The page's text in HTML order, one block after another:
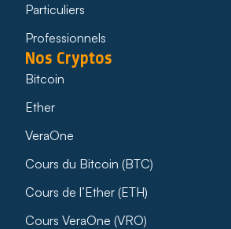
Particuliers
Professionnels
Nos Cryptos
Bitcoin
Ether
VeraOne
Cours du Bitcoin (BTC)
Cours de l’Ether (ETH)
Cours VeraOne (VRO)